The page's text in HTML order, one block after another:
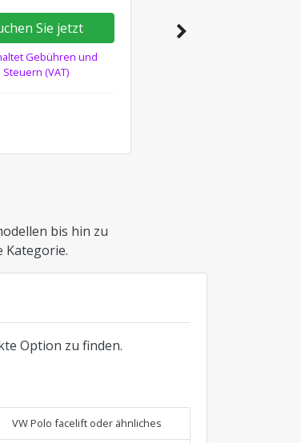
Sie jetzt
Gebühren und
Steuern (VAT)
bis hin zu
Kategorie.
Option zu finden.
VW Polo facelift oder ähnliches